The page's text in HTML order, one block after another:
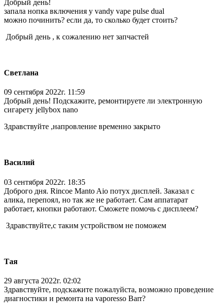
Добрый день!
запала нопка включения у vandy vape pulse dual
можно починить? если да, то сколько будет стоить?
Добрый день , к сожалению нет запчастей
Светлана
09 сентября 2022г. 11:59
Добрый день! Подскажите, ремонтируете ли электронную
сигарету jellybox nano
Здравствуйте ,напровление временно закрыто
Василий
03 сентября 2022г. 18:35
Доброго дня. Rincoe Manto Aio потух дисплей. Заказал с
алика, перепоял, но так же не работает. Сам аппатарат
работает, кнопки работают. Сможете помочь с дисплеем?
Здравствуйте,с таким устройством не поможем
Тая
29 августа 2022г. 02:02
Здравствуйте, подскажите пожалуйста, возможно проведение
диагностики и ремонта на vaporesso Barr?